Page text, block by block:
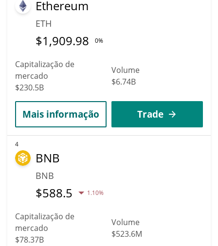
Ethereum
ETH
$1,909.98 0%
Capitalização de
mercado
$230.5B
Volume
$6.74B
Mais informação Trade
4
BNB
BNB
$588.5 1.10%
Capitalização de
mercado
$78.37B
Volume
$523.6M